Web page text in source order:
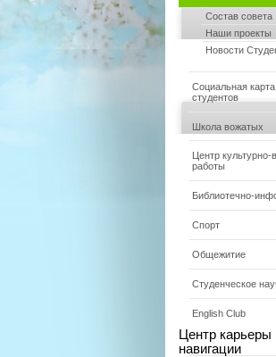
Состав совета
Наши проекты
Новости
Социальная
студентов
Школа вожатых
Центр культурно-
работы
Библиотечно-
Спорт
Общежитие
Студенческое
English Club
Центр карьеры
навигации